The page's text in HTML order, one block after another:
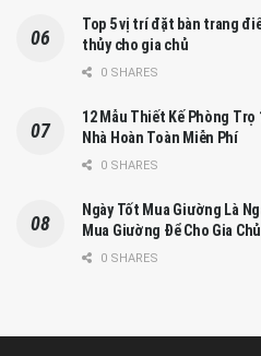
Top 5 vị trí đặt bàn trang
thủy cho gia chủ
0 SHARES
12 Mẫu Thiết Kế Phòng Trọ
Nhà Hoàn Toàn Miễn Phí
0 SHARES
Ngày Tốt Mua Giường Là
Mua Giường Để Cho Gia
0 SHARES